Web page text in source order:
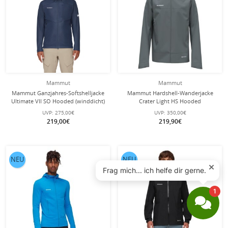
Mammut
Mammut Ganzjahres-Softshelljacke
Ultimate VII SO Hooded (winddicht)
marineblau Herren
UVP: 275,00€
219,00€
Mammut
Mammut Hardshell-Wanderjacke
Crater Light HS Hooded
(wasserdicht, atmungsaktiv) grau
Herren
UVP: 350,00€
219,90€
NEU NEU